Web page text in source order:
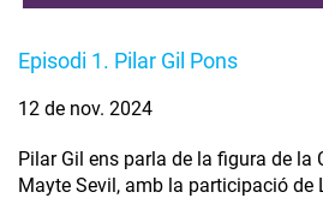
Episodi 1. Pilar Gil Pons
12 de nov. 2024
Pilar Gil ens parla de la figura de la
Mayte Sevil, amb la participació de